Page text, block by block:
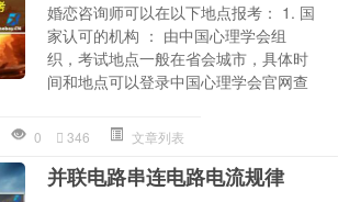
婚恋咨询师可以在以下地点报考： 1. 国
家认可的机构 ： 由中国心理学会组
织，考试地点一般在省会城市，具体时
间和地点可以登录中国心理学会官网查
0 346 文章列表
并联电路串连电路电流规律